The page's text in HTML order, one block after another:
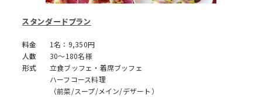
スタンダードプラン
料金
1名：9,350円
人数
30～180名様
形式
立食ブッフェ・着席ブッフェ
ハーフコース料理
（前菜/スープ/メイン/デザート）